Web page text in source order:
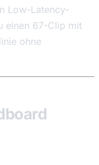
Low-Latency-
einen 67-Clip mit
ohne